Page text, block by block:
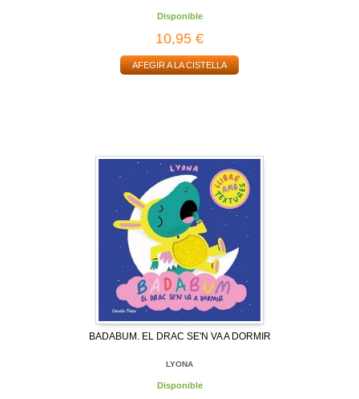
Disponible
10,95 €
AFEGIR A LA CISTELLA
BADABUM. EL DRAC SE'N VA A DORMIR
LYONA
Disponible